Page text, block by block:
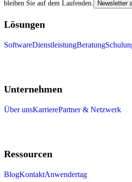
bleiben Sie auf dem Laufenden.
Newsletter
Lösungen
SoftwareDienstleistungBeratung
Unternehmen
Über unsKarrierePartner & Netzwerk
Ressourcen
BlogKontaktAnwendertag